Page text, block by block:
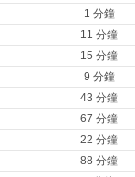
1 分鐘
11 分鐘
15 分鐘
9 分鐘
43 分鐘
67 分鐘
22 分鐘
88 分鐘